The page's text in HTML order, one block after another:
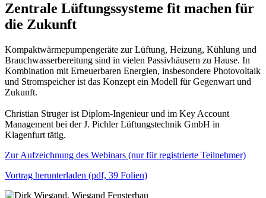
Zentrale Lüftungssysteme fit machen für
die Zukunft
Kompaktwärmepumpengeräte zur Lüftung, Heizung, Kühlung und
Brauchwasserbereitung sind in vielen Passivhäusern zu Hause. In
Kombination mit Erneuerbaren Energien, insbesondere Photovoltaik
und Stromspeicher ist das Konzept ein Modell für Gegenwart und
Zukunft.
Christian Struger ist Diplom-Ingenieur und im Key Account
Management bei der J. Pichler Lüftungstechnik GmbH in
Klagenfurt tätig.
Zur Aufzeichnung des Webinars (nur für registrierte Teilnehmer)
Vortrag herunterladen (pdf, 39 Folien)